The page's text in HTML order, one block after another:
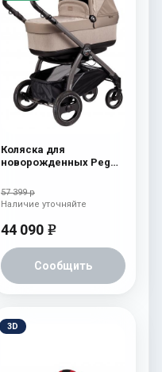
Коляска для
новорожденных Peg
(шасси White/Black)
Cream
57 399 р
44 090 e
Сообщить
Наличие уточняйте
3D